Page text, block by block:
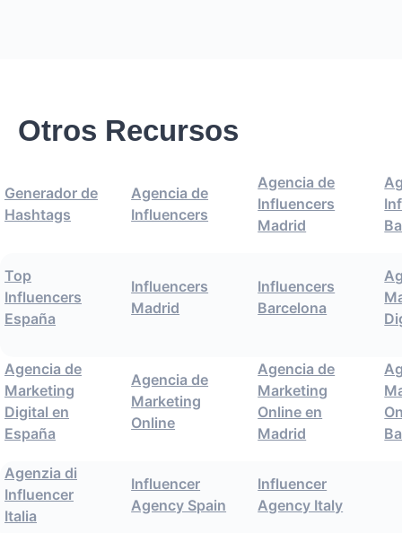
Otros Recursos
Generador de
Hashtags
Agencia de
Influencers
Agencia de
Influencers
Madrid
Top
Influencers
España
Influencers
Madrid
Influencers
Barcelona
Agencia de
Marketing
Digital en
España
Agencia de
Marketing
Online
Agencia de
Marketing
Online en
Madrid
Agenzia di
Influencer
Italia
Influencer
Agency Spain
Influencer
Agency Italy